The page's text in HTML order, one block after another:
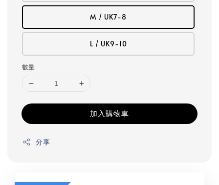
M / UK7-8
L / UK9-10
數量
加入購物車
分享